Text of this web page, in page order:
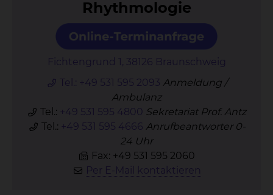
Rhyth­mo­lo­gie
Fichtengrund 1, 38126 Braunschweig
Tel.: +49 531 595 2093 Anmeldung /
Ambulanz
Tel.: +49 531 595 4800 Sekretariat Prof. Antz
Tel.: +49 531 595 4666 Anrufbeantworter 0-
24 Uhr
Fax: +49 531 595 2060
Per E-Mail kontaktieren